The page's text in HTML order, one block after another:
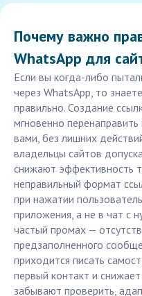
Почему важно
WhatsApp для
Если вы когда-либо
через WhatsApp, то
правильно. Создание
мгновенно
вами, без лишних
владельцы сайтов
снижают эффективность
неправильный формат
при нажатии
приложения, а не в чат с
частый промах —
предзаполненного
приходится писать
первый контакт и
забывают проверить,